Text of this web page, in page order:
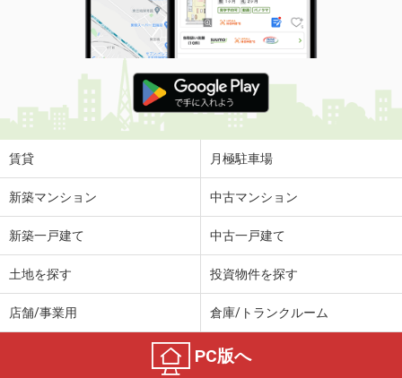
賃貸 月極駐車場
新築マンション 中古マンション
新築一戸建て 中古一戸建て
土地を探す 投資物件を探す
店舗/事業用 倉庫/トランクルーム
PC版へ